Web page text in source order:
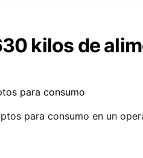
kilos de
para consumo en un